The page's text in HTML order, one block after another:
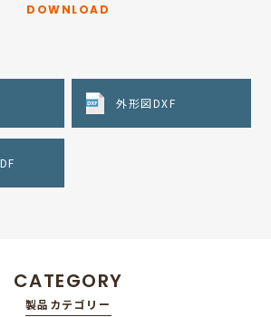
DOWNLOAD
外形図DXF
CATEGORY
製品カテゴリー